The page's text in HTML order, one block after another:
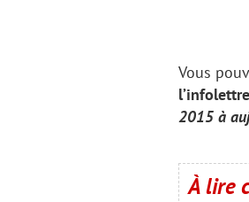
Vous
l’infolettre
2015 à
À lire